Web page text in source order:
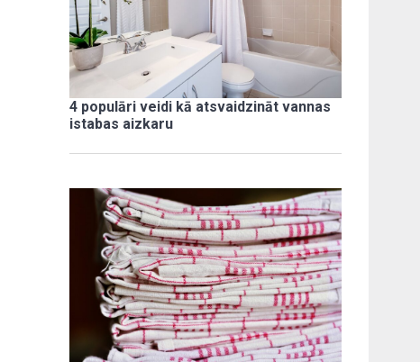
4 populāri veidi kā atsvaidzināt vannas
istabas aizkaru